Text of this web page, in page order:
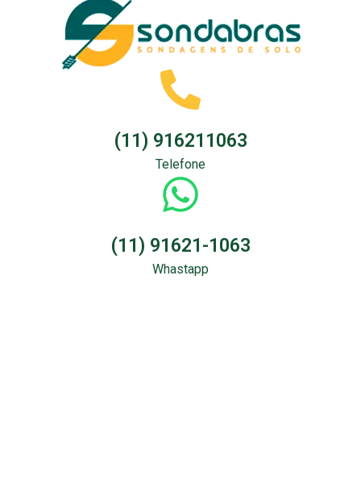
(11) 916211063
Telefone
(11) 91621-1063
Whastapp